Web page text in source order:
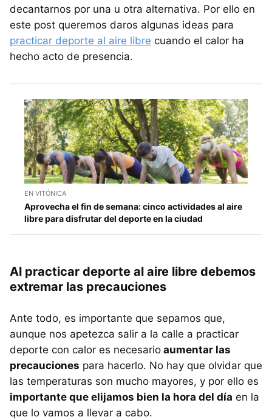
decantarnos por una u otra alternativa. Por ello en
este post queremos daros algunas ideas para
practicar deporte al aire libre cuando el calor ha
hecho acto de presencia.
EN VITÓNICA
Aprovecha el fin de semana: cinco actividades al aire
libre para disfrutar del deporte en la ciudad
Al practicar deporte al aire libre debemos
extremar las precauciones
Ante todo, es importante que sepamos que,
aunque nos apetezca salir a la calle a practicar
deporte con calor es necesario aumentar las
precauciones para hacerlo. No hay que olvidar que
las temperaturas son mucho mayores, y por ello es
importante que elijamos bien la hora del día en la
que lo vamos a llevar a cabo.